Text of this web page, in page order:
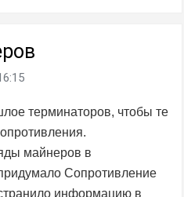
терминаторов, чтобы те
майнеров в
Сопротивление
информацию в